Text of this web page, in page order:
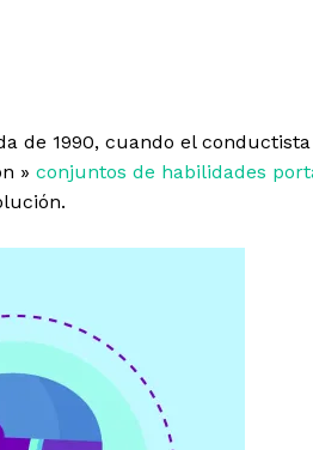
de 1990, cuando el conductista
» conjuntos de habilidades